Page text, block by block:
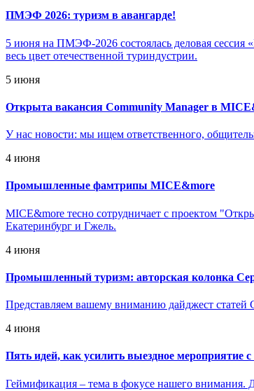
ПМЭФ 2026: туризм в авангарде!
5 июня на ПМЭФ-2026 состоялась деловая сессия
весь цвет отечественной туриндустрии.
5 июня
Открыта вакансия Community Manager в
У нас новости: мы ищем ответственного,
4 июня
Промышленные фамтрипы MICE&more
MICE&more тесно сотрудничает с проектом
Екатеринбург и Гжель.
4 июня
Промышленный туризм: авторская колонка
Представляем вашему вниманию дайджест статей
4 июня
Пять идей, как усилить выездное
Геймификация – тема в фокусе нашего внимания.